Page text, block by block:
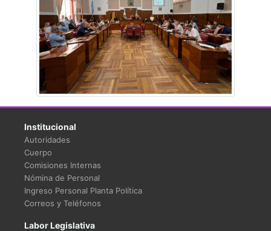
Institucional
Autoridades
Cuerpo
Comisiones Internas
Nómina de Personal
Ingreso Personal Planta Política
Correos y Teléfonos
Labor Legislativa